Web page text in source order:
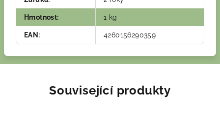
Hmotnost: 1 kg
EAN : 4260156290359
Související produkty